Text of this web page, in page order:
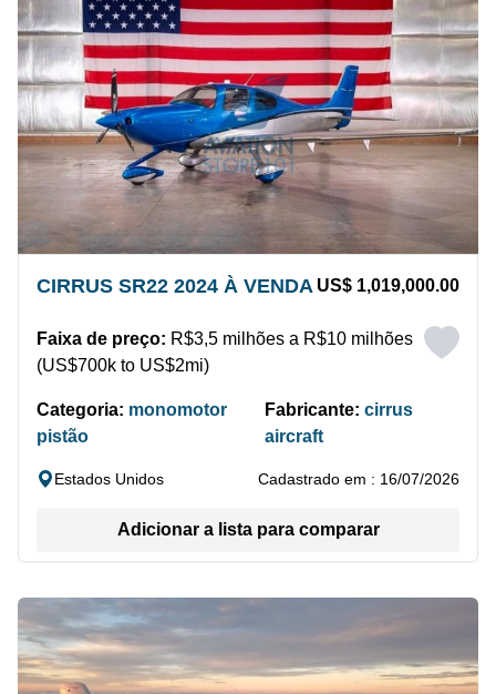
CIRRUS SR22 2024 À VENDA US$ 1,019,000.00
Faixa de preço: R$3,5 milhões a R$10 milhões
(US$700k to US$2mi)
Categoria: monomotor
pistão
Fabricante: cirrus
aircraft
Estados Unidos Cadastrado em : 16/07/2026
Adicionar a lista para comparar